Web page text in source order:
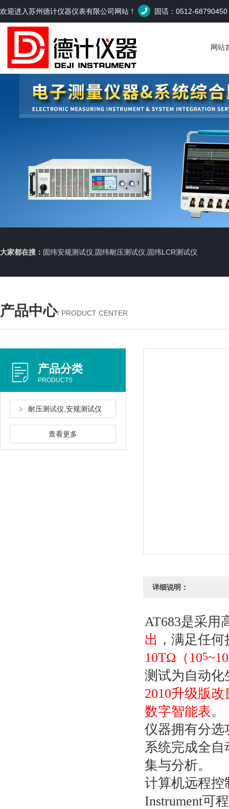
欢迎进入苏州德计仪器仪表有限公司网站！ 固话：0512-68790450
网站
大家都在搜： 固纬安规测试仪,固纬耐压测试仪,固纬LCR测试仪
产品中心/ PRODUCT CENTER
产品分类
PRODUCTS
耐压测试仪,安规测试仪
查看更多
详细说明：
AT683是采用
出 ，满足任
10TΩ（105~10
测试为自动
2010升级版
数字智能表。
仪器拥有分选
系统完成全自
集与分析。
计算机远程控
Instrument可